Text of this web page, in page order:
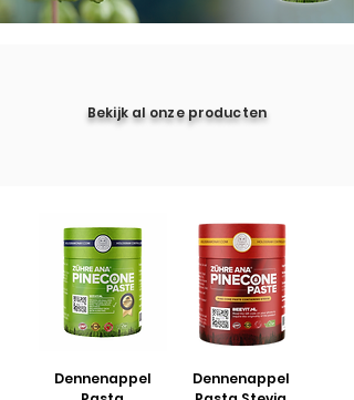
Bekijk al onze producten
Dennenappel
Dennenappel